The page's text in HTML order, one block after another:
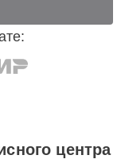
центра